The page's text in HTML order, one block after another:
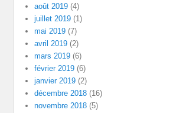
août 2019 (4)
juillet 2019 (1)
mai 2019 (7)
avril 2019 (2)
mars 2019 (6)
février 2019 (6)
janvier 2019 (2)
décembre 2018 (16)
novembre 2018 (5)